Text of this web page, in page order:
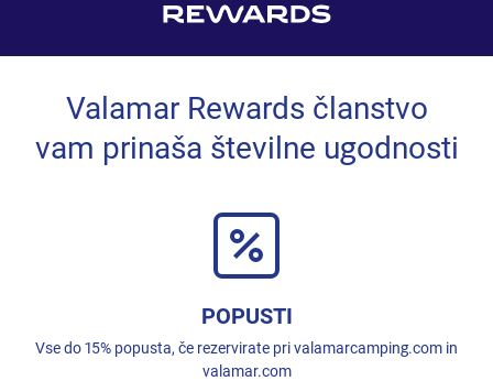
Valamar Rewards članstvo
vam prinaša številne ugodnosti
POPUSTI
Vse do 15% popusta, če rezervirate pri valamarcamping.com in
valamar.com